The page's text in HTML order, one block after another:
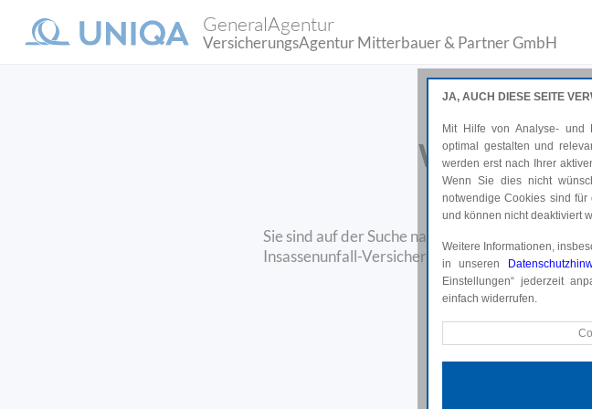
GeneralAgentur
VersicherungsAgentur Mitterbauer & Partner GmbH
Welche
die
Sie sind auf der Suche nach einem neuen Auto
Insassenunfall-Versicherung, ja oder nein? Wir
ist und
JA, AUCH DIESE SEITE
Mit Hilfe von Analyse- und
optimal gestalten und
werden erst nach Ihrer
Wenn Sie dies nicht
notwendige Cookies sind
und können nicht deaktiviert
Weitere Informationen,
in unseren
Einstellungen“ jederzeit
einfach widerrufen.
Technische Cookies